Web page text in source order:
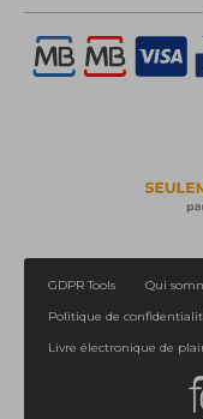
GDPR Tools Qui
Politique de
Livre électronique de